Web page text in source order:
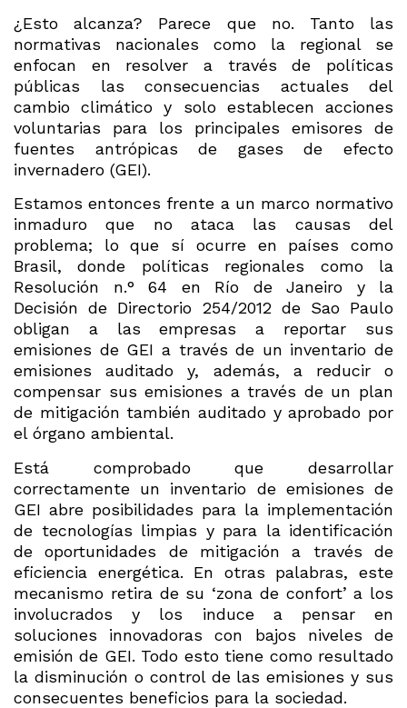
¿Esto alcanza? Parece que no. Tanto las
normativas nacionales como la regional se
enfocan en resolver a través de políticas
públicas las consecuencias actuales del
cambio climático y solo establecen acciones
voluntarias para los principales emisores de
fuentes antrópicas de gases de efecto
invernadero (GEI).
Estamos entonces frente a un marco normativo
inmaduro que no ataca las causas del
problema; lo que sí ocurre en países como
Brasil, donde políticas regionales como la
Resolución n.° 64 en Río de Janeiro y la
Decisión de Directorio 254/2012 de Sao Paulo
obligan a las empresas a reportar sus
emisiones de GEI a través de un inventario de
emisiones auditado y, además, a reducir o
compensar sus emisiones a través de un plan
de mitigación también auditado y aprobado por
el órgano ambiental.
Está comprobado que desarrollar
correctamente un inventario de emisiones de
GEI abre posibilidades para la implementación
de tecnologías limpias y para la identificación
de oportunidades de mitigación a través de
eficiencia energética. En otras palabras, este
mecanismo retira de su ‘zona de confort’ a los
involucrados y los induce a pensar en
soluciones innovadoras con bajos niveles de
emisión de GEI. Todo esto tiene como resultado
la disminución o control de las emisiones y sus
consecuentes beneficios para la sociedad.